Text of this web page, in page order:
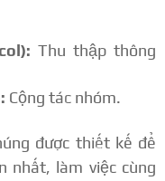
Thu thập thông
Cộng tác nhóm.
được thiết kế để
nhất, làm việc cùng